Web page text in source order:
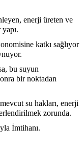
enerji üreten ve
katkı sağlıyor
bu suyun
bir noktadan
su hakları, enerji
zorunda.
İmtihanı.